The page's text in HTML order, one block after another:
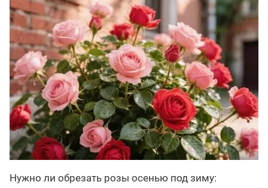
Нужно ли обрезать розы осенью под зиму: